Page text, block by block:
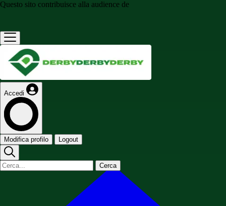
Questo sito contribuisce alla audience de
Accedi
Modifica profilo Logout
Cerca